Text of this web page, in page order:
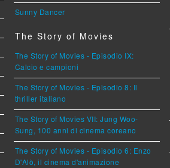
Sunny Dancer
The Story of Movies
The Story of Movies - Episodio IX:
Calcio e campioni
The Story of Movies - Episodio 8: Il
thriller italiano
The Story of Movies VII: Jung Woo-
Sung, 100 anni di cinema coreano
The Story of Movies - Episodio 6: Enzo
D'Alò, il cinema d'animazione